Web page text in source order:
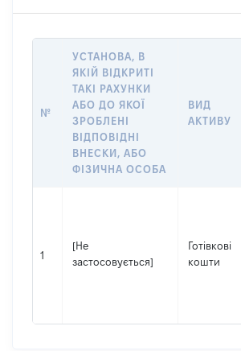
№
УСТАНОВА, В
ЯКІЙ ВІДКРИТІ
ТАКІ РАХУНКИ
АБО ДО ЯКОЇ
ЗРОБЛЕНІ
ВІДПОВІДНІ
ВНЕСКИ, АБО
ФІЗИЧНА ОСОБА
ВИД
АКТИВУ
1
[Не
застосовується]
Готівкові
кошти